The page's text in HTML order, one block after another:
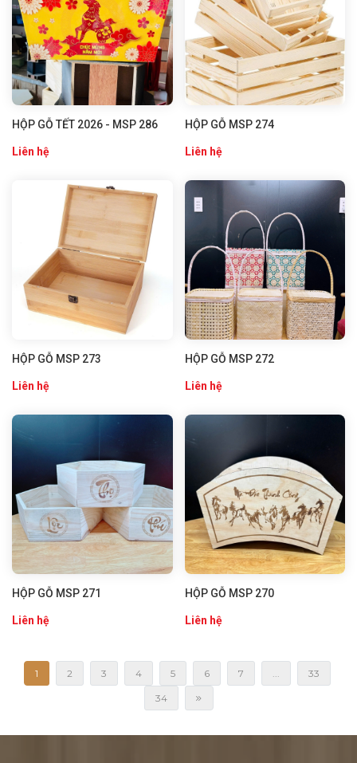
HỘP GỖ TẾT 2026 - MSP 286
Liên hệ
HỘP GỖ MSP 274
Liên hệ
HỘP GỖ MSP 273
Liên hệ
HỘP GỖ MSP 272
Liên hệ
HỘP GỖ MSP 271
Liên hệ
HỘP GỖ MSP 270
Liên hệ
1 2 3 4 5 6 7 ... 33
34